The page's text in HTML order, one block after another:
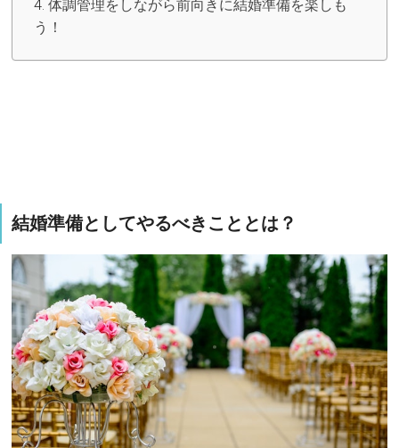
体調管理をしながら前向きに結婚準備を楽しも
う！
結婚準備としてやるべきこととは？